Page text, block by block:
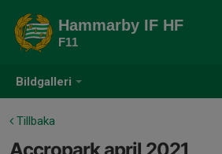
Bildgalleri
Hammarby IF HF
F11
Tillbaka